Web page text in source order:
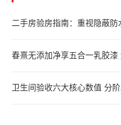
二手房验房指南：重视隐蔽
春熹无添加净享五合一乳胶
卫生间验收六大核心数值 分